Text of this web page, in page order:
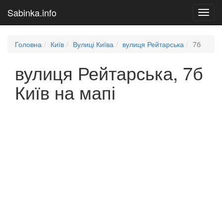
Sabinka.info
Головна Київ Вулиці Київа вулиця Рейтарська 7б
вулиця Рейтарська, 7б
Київ на мапі